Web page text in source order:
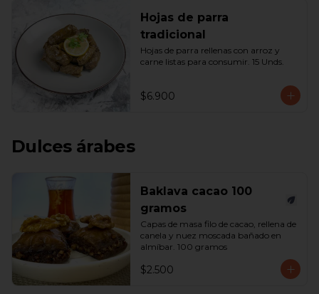
Hojas de parra
tradicional
Hojas de parra rellenas con arroz y
carne listas para consumir. 15 Unds.
$6.900
Dulces árabes
Baklava cacao 100
gramos
Capas de masa filo de cacao, rellena de
canela y nuez moscada bañado en
almíbar. 100 gramos
$2.500